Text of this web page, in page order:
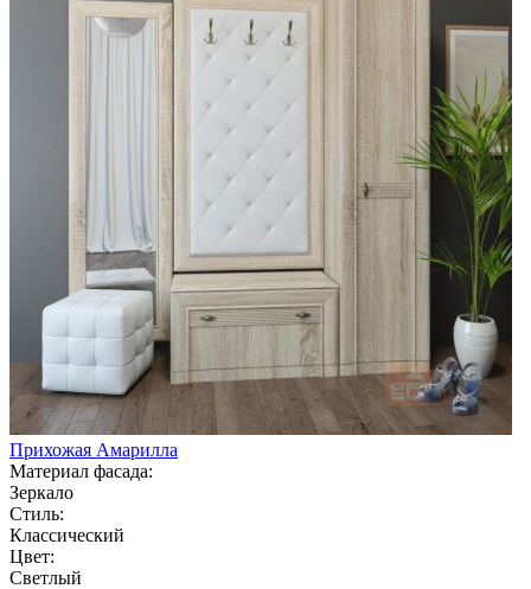
Прихожая Амарилла
Материал фасада:
Зеркало
Стиль:
Классический
Цвет:
Светлый